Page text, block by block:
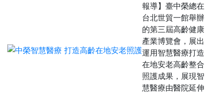
報導】臺中榮總在
台北世貿一館舉辦
的第三屆高齡健康
產業博覽會，展出
運用智慧醫療打造
在地安老高齡整合
照護成果，展現智
慧醫療由醫院延伸